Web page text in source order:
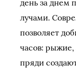
день за
лучами.
позволяет
часов:
пряди